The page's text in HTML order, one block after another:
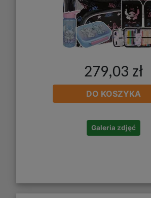
279,03 zł
DO KOSZYKA
Galeria zdjęć